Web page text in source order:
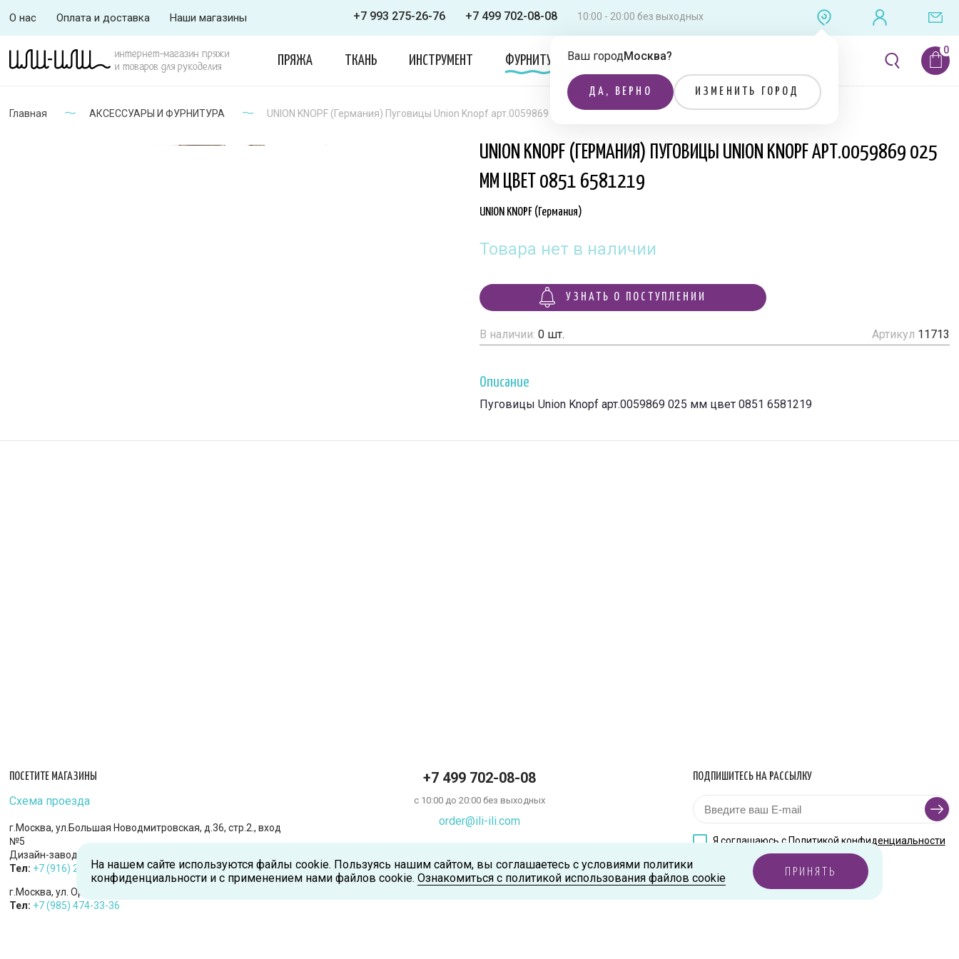
О нас Оплата и доставка Наши магазины +7 993 275-26-76 +7 499 702-08-08 10:00 - 20:00 без выходных
Ваш городМосква?
ДА, ВЕРНО ИЗМЕНИТЬ ГОРОД
интернет-магазин пряжи
и товаров для рукоделия
ПРЯЖА ТКАНЬ ИНСТРУМЕНТ ФУРНИТУРА ОДЕЖДА ЛИТЕРАТУРА
Главная АКСЕССУАРЫ И ФУРНИТУРА UNION KNOPF (Германия) Пуговицы Union Knopf арт.0059869 025 мм цвет 0851 6581219
UNION KNOPF (ГЕРМАНИЯ) ПУГОВИЦЫ UNION KNOPF АРТ.0059869 025
ММ ЦВЕТ 0851 6581219
UNION KNOPF (Германия)
Товара нет в наличии
УЗНАТЬ О ПОСТУПЛЕНИИ
В наличии: 0 шт. Артикул 11713
Описание
Пуговицы Union Knopf арт.0059869 025 мм цвет 0851 6581219
ПОСЕТИТЕ МАГАЗИНЫ
Схема проезда
г.Москва, ул.Большая Новодмитровская, д.36, стр.2., вход
№5
Дизайн-завод «FLACON»
Тел: +7 (916) 215-94-95
г.Москва, ул. Орджоникидзе, д.9, к.1
Тел: +7 (985) 474-33-36
+7 499 702-08-08
с 10:00 до 20:00 без выходных
order@ili-ili.com
ПОДПИШИТЕСЬ НА РАССЫЛКУ
Я соглашаюсь сПолитикой конфиденциальности
На нашем сайте используются файлы cookie. Пользуясь нашим сайтом, вы соглашаетесь с условиями политики
конфиденциальности и с применением нами файлов cookie. Ознакомиться с политикой использования файлов cookie ПРИНЯТЬ